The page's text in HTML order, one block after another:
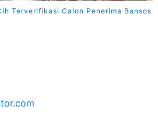
Terverifikasi Calon Penerima Bansos